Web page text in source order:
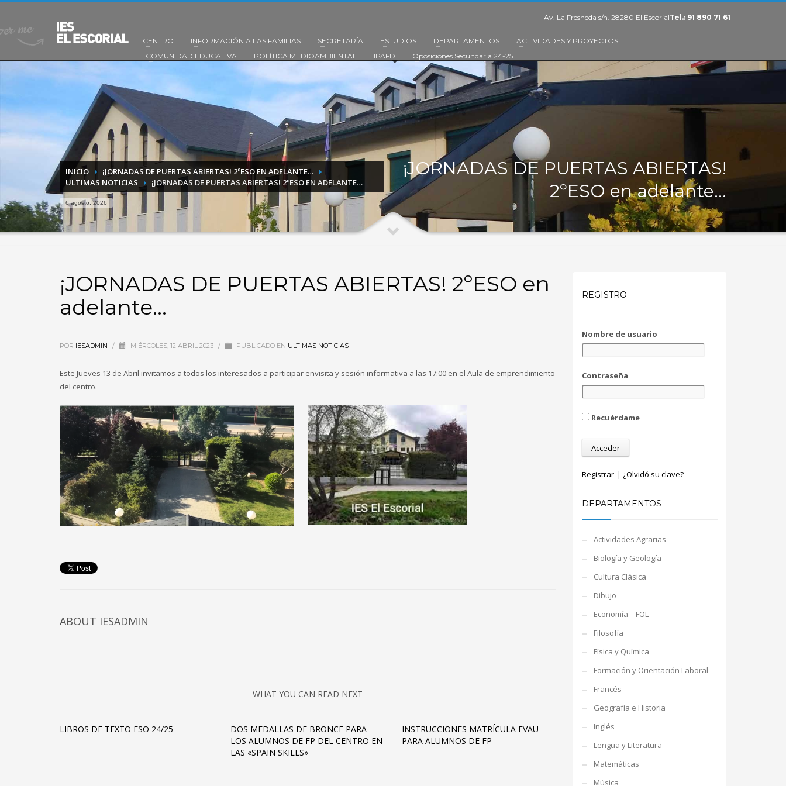
Av. La Fresneda s/n. 28280 El EscorialTel.: 91 890 71 61
CENTRO INFORMACIÓN A LAS FAMILIAS SECRETARÍA ESTUDIOS DEPARTAMENTOS
ACTIVIDADES Y PROYECTOS
COMUNIDAD EDUCATIVA
POLÍTICA MEDIOAMBIENTAL IPAFD Oposiciones Secundaria 24-25.
INICIO
¡JORNADAS DE PUERTAS ABIERTAS! 2ºESO EN ADELANTE…
ULTIMAS NOTICIAS
¡JORNADAS DE PUERTAS ABIERTAS! 2ºESO EN ADELANTE…
6 agosto, 2026
¡JORNADAS DE PUERTAS ABIERTAS!
2ºESO en adelante…
¡JORNADAS DE PUERTAS ABIERTAS! 2ºESO en
adelante…
POR IESADMIN / MIÉRCOLES, 12 ABRIL 2023 / PUBLICADO EN ULTIMAS NOTICIAS
Este Jueves 13 de Abril invitamos a todos los interesados a participar envisita y sesión informativa a las 17:00 en el Aula de emprendimiento
del centro.
ABOUT IESADMIN
WHAT YOU CAN READ NEXT
LIBROS DE TEXTO ESO 24/25
DOS MEDALLAS DE BRONCE PARA
LOS ALUMNOS DE FP DEL CENTRO EN
LAS «SPAIN SKILLS»
INSTRUCCIONES MATRÍCULA EVAU
PARA ALUMNOS DE FP
REGISTRO
Nombre de usuario
Contraseña
Recuérdame
Registrar | ¿Olvidó su clave?
DEPARTAMENTOS
Actividades Agrarias
Biología y Geología
Cultura Clásica
Dibujo
Economía – FOL
Filosofía
Física y Química
Formación y Orientación Laboral
Francés
Geografía e Historia
Inglés
Lengua y Literatura
Matemáticas
Música